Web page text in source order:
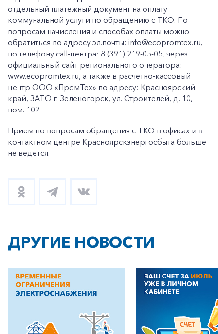
отдельный платежный документ на оплату
коммунальной услуги по обращению с ТКО. По
вопросам начисления и способах оплаты можно
обратиться по адресу эл.почты: info@ecopromtex.ru,
по телефону call-центра: 8 (391) 219-05-05, через
официальный сайт регионального оператора:
www.ecopromtex.ru, а также в расчетно-кассовый
центр ООО «ПромТех» по адресу: Красноярский
край, ЗАТО г. Зеленогорск, ул. Строителей, д. 10,
пом. 102
Прием по вопросам обращения с ТКО в офисах и в
контактном центре Красноярскэнергосбыта больше
не ведется.
ДРУГИЕ НОВОСТИ